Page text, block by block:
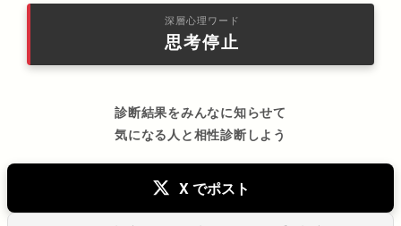
深層心理ワード
思考停止
診断結果をみんなに知らせて
気になる人と相性診断しよう
X でポスト